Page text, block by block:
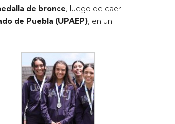
de bronce, luego de caer
de Puebla (UPAEP), en un